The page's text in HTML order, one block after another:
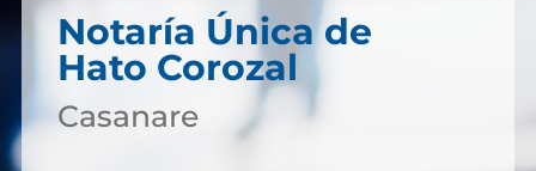
Notaría Única de
Hato Corozal
Casanare